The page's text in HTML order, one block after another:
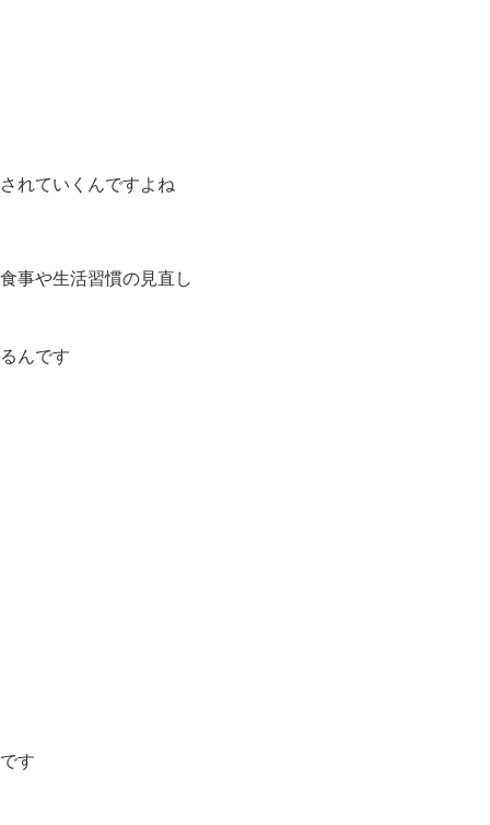
れていくんですよね
事や生活習慣の見直し
んです
す